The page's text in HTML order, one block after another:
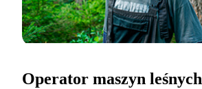
Operator maszyn leśnych